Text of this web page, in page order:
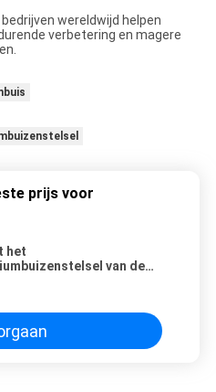
wereldwijd helpen
verbetering en magere
prijs voor
het
van de